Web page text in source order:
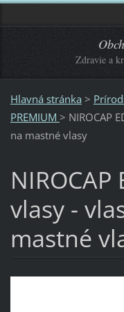
Zdravie a
Hlavná stránka >
PREMIUM > NIROCAP
na mastné vlasy
vlasy -
mastné